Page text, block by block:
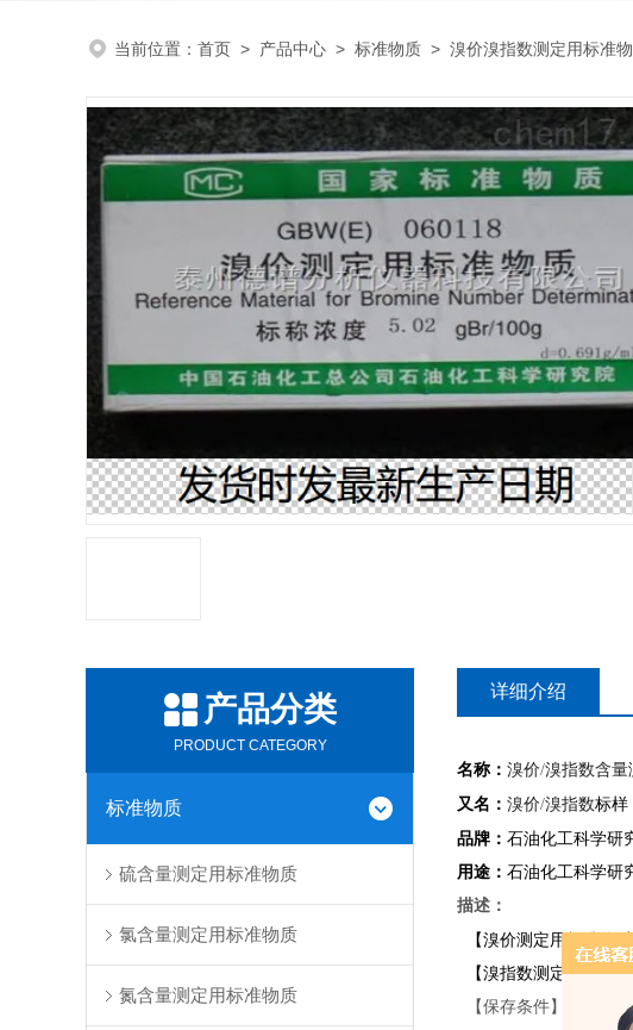
当前位置： 首页 > 产品中心 > 标准物质 > 溴价溴指数测定用标准
产品分类
PRODUCT CATEGORY
标准物质
硫含量测定用标准物质
氯含量测定用标准物质
氮含量测定用标准物质
详细介绍
名称： 溴价/溴指数含量
又名： 溴价/溴指数标样
品牌： 石油化工科学研
用途： 石油化工科学研
描述：
【溴价测定用标准物
【溴指数测定用标准
【保存条件】避光保存